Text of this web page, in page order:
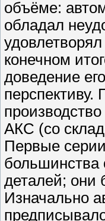
объёме:
обладал
конечном
доведение
АКС (со
Первые
большинства
деталей; они
Изначально